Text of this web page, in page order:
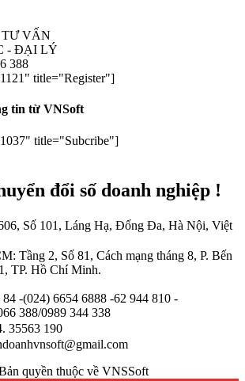
VẤN
- ĐẠI LÝ
388
title="Register"]
tin từ VNSoft
title="Subcribe"]
đổi số doanh nghiệp !
Số 101, Láng Hạ, Đống Đa, Hà Nội, Việt
Tầng 2, Số 81, Cách mạng tháng 8, P. Bến
TP. Hồ Chí Minh.
-(024) 6654 6888 -62 944 810 -
388/0989 344 338
35563 190
quyền thuộc về VNSSoft